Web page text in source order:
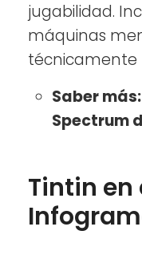
jugabilidad.
máquinas
técnicamente
Saber
Spectrum
Tintin en